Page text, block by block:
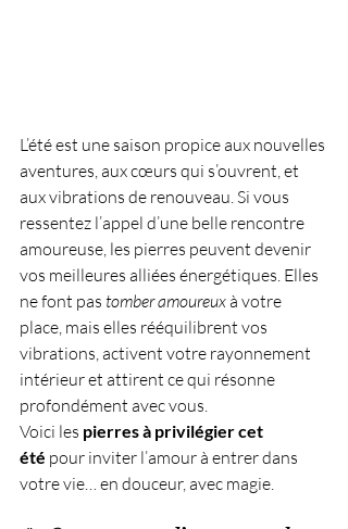
L’été est une saison propice aux nouvelles
aventures, aux cœurs qui s’ouvrent, et
aux vibrations de renouveau. Si vous
ressentez l’appel d’une belle rencontre
amoureuse, les pierres peuvent devenir
vos meilleures alliées énergétiques. Elles
ne font pas tomber amoureux à votre
place, mais elles rééquilibrent vos
vibrations, activent votre rayonnement
intérieur et attirent ce qui résonne
profondément avec vous.
Voici les pierres à privilégier cet
été pour inviter l’amour à entrer dans
votre vie… en douceur, avec magie.